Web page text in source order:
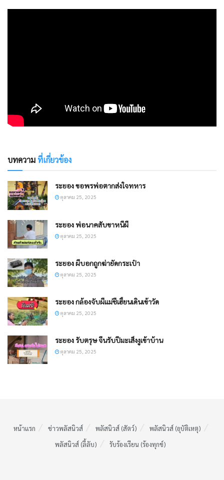
บทความที่เกี่ยวข้อง
ระยอง ขอพรพ่อตากส่งใจทหาร
ตุลาคม 25, 2025
ระยอง พ่อนาคสับขาหนีผี
ตุลาคม 25, 2025
ระยอง ผีบอกถูกฆ่ายัดกระเป๋า
ตุลาคม 25, 2025
ระยอง กล้องจับผีแม่ชีเฮี้ยนเดินเข้าวัด
ตุลาคม 25, 2025
ระยอง รับตรุษ จีนรับปีมะเส็งงูเข้าบ้าน
ตุลาคม 25, 2025
หน้าแรก ข่าวพลัสนิวส์ พลัสนิวส์ (สัตว์)
พลัสนิวส์ (อุบัติเหตุ)
พลัสนิวส์ (ลี้ลับ)
รับร้องเรียน (ร้องทุกข์)